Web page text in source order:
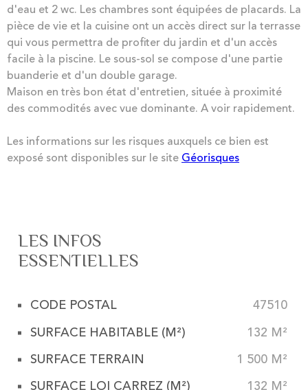
d'eau et 2 wc. Les chambres sont équipées de placards. La
pièce de vie et la cuisine ont un accès direct sur la terrasse
qui vous permettra de profiter du jardin et d'un accès
facile à la piscine. Le sous-sol se compose d'une partie
buanderie et d'un double garage.
Maison en très bon état d'entretien, située à proximité
des commodités avec vue dominante. A voir rapidement.
Les informations sur les risques auxquels ce bien est
exposé sont disponibles sur le site Géorisques
LES INFOS
ESSENTIELLES
Caractérisque Valeurs
CODE POSTAL 47510
SURFACE HABITABLE (M²) 132 M²
SURFACE TERRAIN 1 500 M²
SURFACE LOI CARREZ (M²) 132 M²